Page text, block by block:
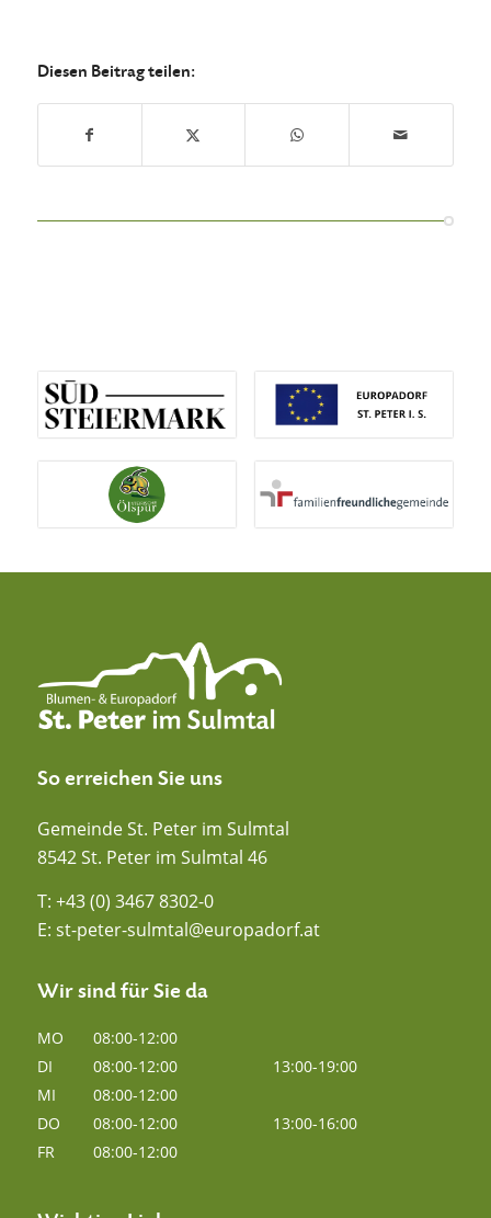
Diesen Beitrag teilen:
So erreichen Sie uns
Gemeinde St. Peter im Sulmtal
8542 St. Peter im Sulmtal 46
T: +43 (0) 3467 8302-0
E: st-peter-sulmtal@europadorf.at
Wir sind für Sie da
MO
08:00-12:00
DI
08:00-12:00
13:00-19:00
MI
08:00-12:00
DO
08:00-12:00
13:00-16:00
FR
08:00-12:00